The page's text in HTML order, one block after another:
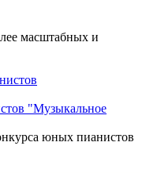
масштабных и
"Музыкальное
юных пианистов